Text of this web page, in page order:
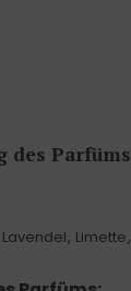
des Parfüms
Lavendel, Limette,